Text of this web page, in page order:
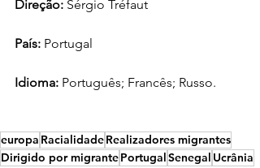
Direção: Sérgio Tréfaut
País: Portugal
Idioma: Português; Francês; Russo.
europa RacialidadeRealizadores migrantes
Dirigido por migrantePortugalSenegal Ucrânia